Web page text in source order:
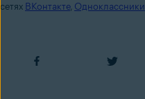
сетях ВКонтакте, Одноклассники